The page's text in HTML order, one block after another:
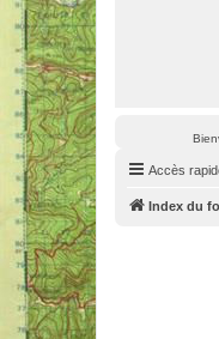
Accès
Index du